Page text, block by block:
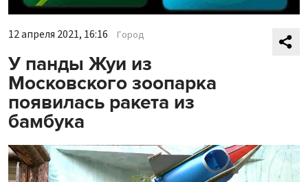
12 апреля 2021, 16:16 Город
У панды Жуи из
Московского зоопарка
появилась ракета из
бамбука